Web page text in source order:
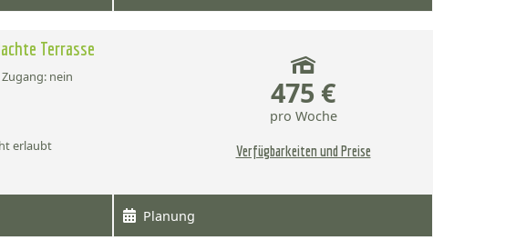
Terrasse
nein
erlaubt
475 €
pro Woche
Verfügbarkeiten und Preise
Planung